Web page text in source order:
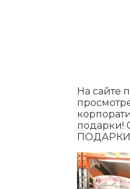
На сайте
подарки!